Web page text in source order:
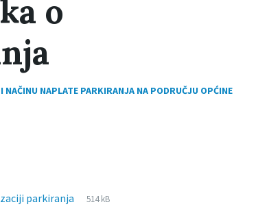
o
NAPLATE PARKIRANJA NA PODRUČJU OPĆINE
parkiranja
File
pdf
File
514 kB